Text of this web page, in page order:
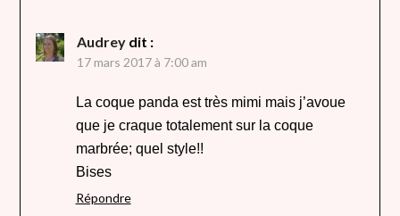
Audrey dit :
17 mars 2017 à 7:00 am
La coque panda est très mimi mais j’avoue
que je craque totalement sur la coque
marbrée; quel style!!
Bises
Répondre